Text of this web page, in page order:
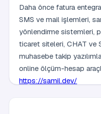
Daha önce fatura
SMS ve mail işlemleri,
yönlendirme sistemleri,
ticaret siteleri, CHAT ve
muhasebe takip
online ölçüm-hesap
https://samil.dev/